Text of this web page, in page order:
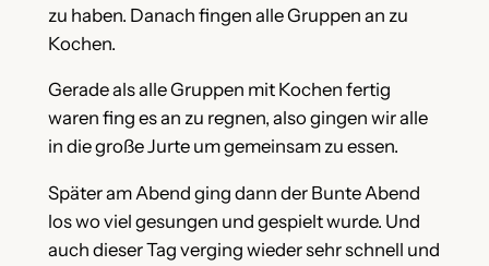
zu haben. Danach fingen alle Gruppen an zu
Kochen.
Gerade als alle Gruppen mit Kochen fertig
waren fing es an zu regnen, also gingen wir alle
in die große Jurte um gemeinsam zu essen.
Später am Abend ging dann der Bunte Abend
los wo viel gesungen und gespielt wurde. Und
auch dieser Tag verging wieder sehr schnell und